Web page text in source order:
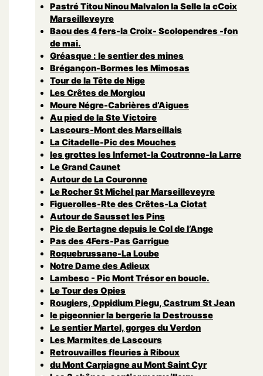
Pastré Titou Ninou Malvalon la Selle la cCoix
Marseilleveyre
Baou des 4 fers-la Croix- Scolopendres -fon
de mai.
Gréasque : le sentier des mines
Brégançon-Bormes les Mimosas
Tour de la Tête de Nige
Les Crêtes de Morgiou
Moure Négre-Cabrières d’Aigues
Au pied de la Ste Victoire
Lascours-Mont des Marseillais
La Citadelle-Pic des Mouches
les grottes les Infernet-la Coutronne-la Larre
Le Grand Caunet
Autour de La Couronne
Le Rocher St Michel par Marseilleveyre
Figuerolles-Rte des Crêtes-La Ciotat
Autour de Sausset les Pins
Pic de Bertagne depuis le Col de l’Ange
Pas des 4Fers-Pas Garrigue
Roquebrussane-La Loube
Notre Dame des Adieux
Lambesc - Pic Mont Trésor en boucle.
Le Tour des Opies
Rougiers, Oppidium Piegu, Castrum St Jean
le pigeonnier la bergerie la Destrousse
Le sentier Martel, gorges du Verdon
Les Marmites de Lascours
Retrouvailles fleuries à Riboux
du Mont Carpiagne au Mont Saint Cyr